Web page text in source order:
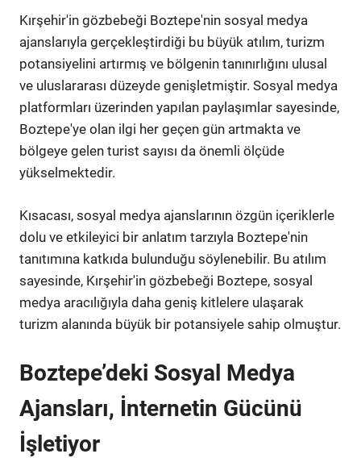
Kırşehir'in gözbebeği Boztepe'nin sosyal medya
ajanslarıyla gerçekleştirdiği bu büyük atılım, turizm
potansiyelini artırmış ve bölgenin tanınırlığını ulusal
ve uluslararası düzeyde genişletmiştir. Sosyal medya
platformları üzerinden yapılan paylaşımlar sayesinde,
Boztepe'ye olan ilgi her geçen gün artmakta ve
bölgeye gelen turist sayısı da önemli ölçüde
yükselmektedir.
Kısacası, sosyal medya ajanslarının özgün içeriklerle
dolu ve etkileyici bir anlatım tarzıyla Boztepe'nin
tanıtımına katkıda bulunduğu söylenebilir. Bu atılım
sayesinde, Kırşehir'in gözbebeği Boztepe, sosyal
medya aracılığıyla daha geniş kitlelere ulaşarak
turizm alanında büyük bir potansiyele sahip olmuştur.
Boztepe’deki Sosyal Medya
Ajansları, İnternetin Gücünü
İşletiyor